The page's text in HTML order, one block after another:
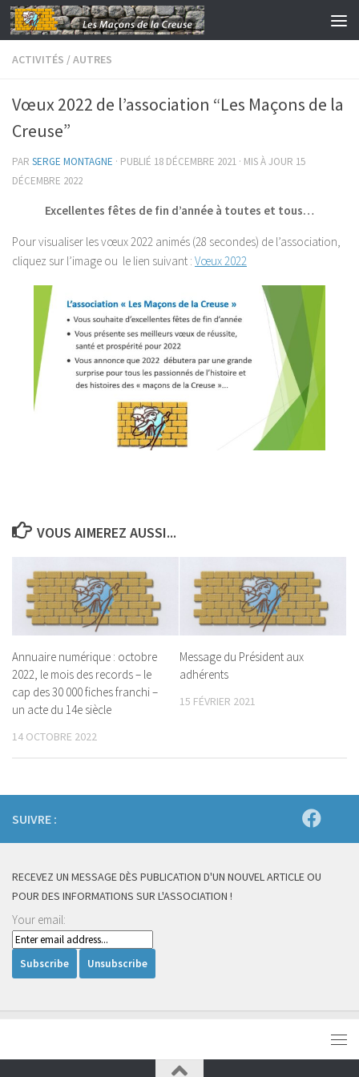
Skip to content
ACTIVITÉS /AUTRES
Vœux 2022 de l’association “Les Maçons de la
Creuse”
PAR SERGE MONTAGNE · PUBLIÉ 18 DÉCEMBRE 2021 · MIS À JOUR 15
DÉCEMBRE 2022
Excellentes fêtes de fin d’année à toutes et tous…
Pour visualiser les vœux 2022 animés (28 secondes) de l’association,
cliquez sur l’image ou le lien suivant : Vœux 2022
VOUS AIMEREZ AUSSI...
Annuaire numérique : octobre
2022, le mois des records – le
cap des 30 000 fiches franchi –
un acte du 14e siècle
14 OCTOBRE 2022
Message du Président aux
adhérents
15 FÉVRIER 2021
SUIVRE :
RECEVEZ UN MESSAGE DÈS PUBLICATION D'UN NOUVEL ARTICLE OU
POUR DES INFORMATIONS SUR L'ASSOCIATION !
Your email: